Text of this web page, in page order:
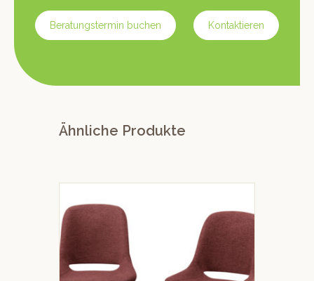
Beratungstermin buchen Kontaktieren
Ähnliche Produkte